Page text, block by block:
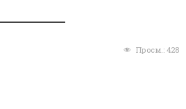
Просм.: 428